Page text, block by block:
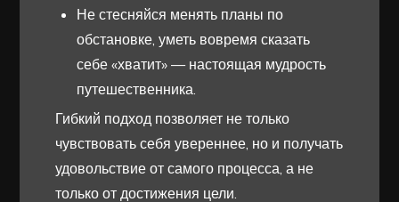
Не стесняйся менять планы по
обстановке, уметь вовремя сказать
себе «хватит» — настоящая мудрость
путешественника.
Гибкий подход позволяет не только
чувствовать себя увереннее, но и получать
удовольствие от самого процесса, а не
только от достижения цели.